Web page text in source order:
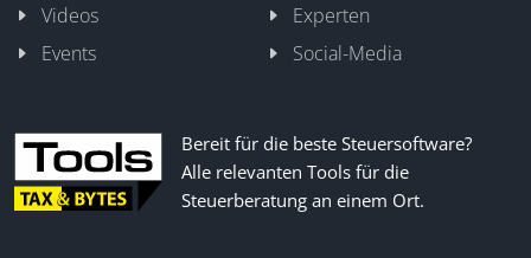
Videos
Experten
Events
Social-Media
Bereit für die beste Steuersoftware?
Alle relevanten Tools für die
Steuerberatung an einem Ort.